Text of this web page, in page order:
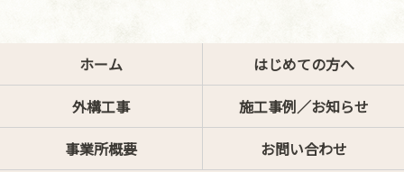
ホーム
はじめての方へ
外構工事
施工事例／お知らせ
事業所概要
お問い合わせ